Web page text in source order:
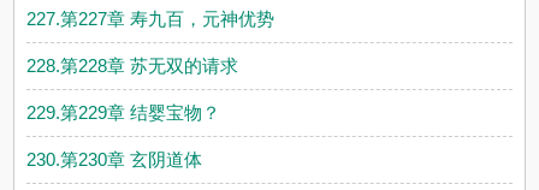
227.第227章 寿九百，元神优势
228.第228章 苏无双的请求
229.第229章 结婴宝物？
230.第230章 玄阴道体